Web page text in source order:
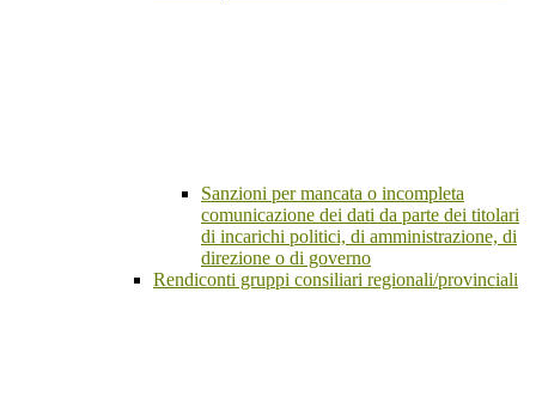
Sanzioni per mancata o incompleta
comunicazione dei dati da parte dei titolari
di incarichi politici, di amministrazione, di
direzione o di governo
Rendiconti gruppi consiliari regionali/provinciali